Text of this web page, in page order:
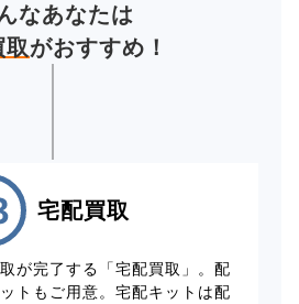
なあなたは
がおすすめ！
宅配買取
が完了する「宅配買取」。配
トもご用意。宅配キットは配